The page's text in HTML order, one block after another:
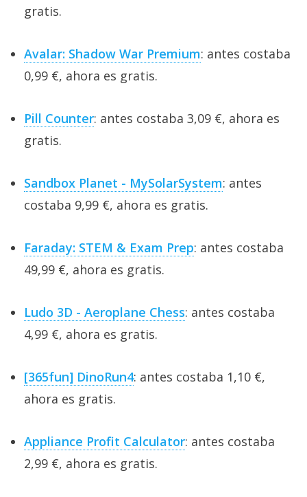
gratis.
Avalar: Shadow War Premium: antes costaba
0,99 €, ahora es gratis.
Pill Counter: antes costaba 3,09 €, ahora es
gratis.
Sandbox Planet - MySolarSystem: antes
costaba 9,99 €, ahora es gratis.
Faraday: STEM & Exam Prep: antes costaba
49,99 €, ahora es gratis.
Ludo 3D - Aeroplane Chess: antes costaba
4,99 €, ahora es gratis.
[365fun] DinoRun4: antes costaba 1,10 €,
ahora es gratis.
Appliance Profit Calculator: antes costaba
2,99 €, ahora es gratis.